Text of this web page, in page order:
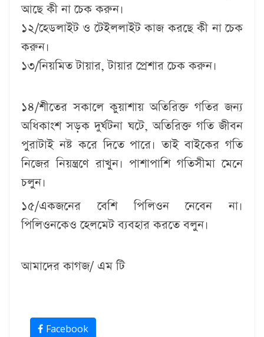
আছে কী না চেক করুন।
১২/হেডলাইট ও টেইললাইট কাজ করছে কী না চেক
করুন।
১৩/নিয়মিত টায়ার, টায়ার প্রেশার চেক করুন।
১৪/শীতের সকালে কুয়াশায় অতিরিক্ত গতির জন্য
অধিকাংশ সড়ক দুর্ঘটনা ঘটে, অতিরিক্ত গতি জীবন
পুরাটাই নষ্ট করে দিতে পারে। তাই বাইকের গতি
নিজের নিয়ন্ত্রণে রাখুন। পাশাপাশি গতিসীমা মেনে
চলুন।
১৫/একজনের বেশি পিলিওন নেবেন না।
পিলিওনকেও হেলমেট ব্যবহার করতে বলুন।
আমাদের কাগজ/ এম টি
Facebook